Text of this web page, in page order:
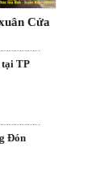
Cửa
TP
Đón